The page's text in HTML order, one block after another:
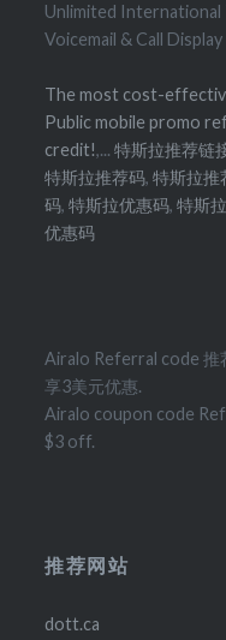
Unlimited International
Voicemail & Call Display
The most cost-
Public mobile promo
credit!,...特斯拉推荐链
特斯拉推荐码,特斯拉推
码,特斯拉优惠码,特斯
优惠码
Airalo Referral code 推
享3美元优惠.
Airalo coupon code
$3 off.
推荐网站
dott.ca